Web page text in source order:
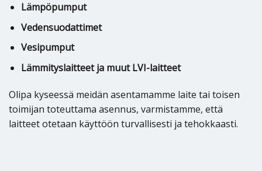
Lämpöpumput
Vedensuodattimet
Vesipumput
Lämmityslaitteet ja muut LVI-laitteet
Olipa kyseessä meidän asentamamme laite tai toisen
toimijan toteuttama asennus, varmistamme, että
laitteet otetaan käyttöön turvallisesti ja tehokkaasti.